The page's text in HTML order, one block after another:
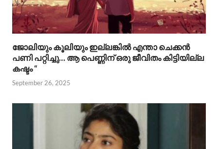
ജോലിയും കൂലിയും ഇല്ലങ്കിൽ എന്താ ചെക്കൻ
പണി പറ്റിച്ചു… ആ പെണ്ണിന് ഒരു ജീവിതം കിട്ടിയില്ല
കഷ്ടം “
September 26, 2025